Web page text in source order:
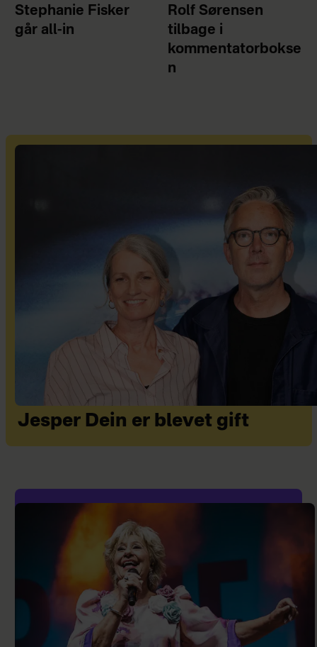
Stephanie Fisker
går all-in
Rolf Sørensen
tilbage i
kommentatorbokse
n
Jesper Dein er blevet gift